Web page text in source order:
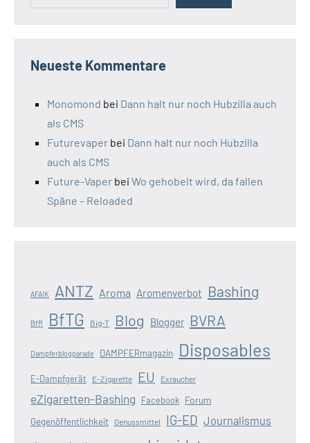
Neueste Kommentare
Monomond bei Dann halt nur noch Hubzilla auch
als CMS
Futurevaper bei Dann halt nur noch Hubzilla
auch als CMS
Future-Vaper bei Wo gehobelt wird, da fallen
Späne – Reloaded
AFAIK ANTZ Aroma Aromenverbot Bashing
BfR BfTG Big-T Blog Blogger BVRA
Dampferblogparade DAMPFERmagazin Disposables
E-Dampfgerät E-Zigarette EU Exraucher
eZigaretten-Bashing Facebook Forum
Gegenöffentlichkeit Genussmittel IG-ED Journalismus